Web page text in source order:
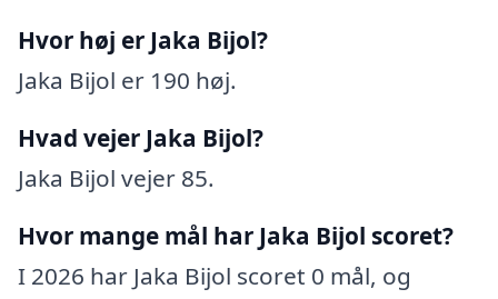
Hvor høj er Jaka Bijol?
Jaka Bijol er 190 høj.
Hvad vejer Jaka Bijol?
Jaka Bijol vejer 85.
Hvor mange mål har Jaka Bijol scoret?
I 2026 har Jaka Bijol scoret 0 mål, og